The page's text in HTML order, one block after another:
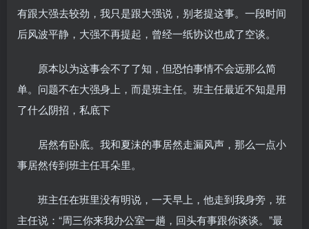
有跟大强去较劲，我只是跟大强说，别老提这事。一段时间
后风波平静，大强不再提起，曾经一纸协议也成了空谈。
原本以为这事会不了了知，但恐怕事情不会远那么简
单。问题不在大强身上，而是班主任。班主任最近不知是用
了什么阴招，私底下
居然有卧底。我和夏沫的事居然走漏风声，那么一点小
事居然传到班主任耳朵里。
班主任在班里没有明说，一天早上，他走到我身旁，班
主任说：“周三你来我办公室一趟，回头有事跟你谈谈。”最